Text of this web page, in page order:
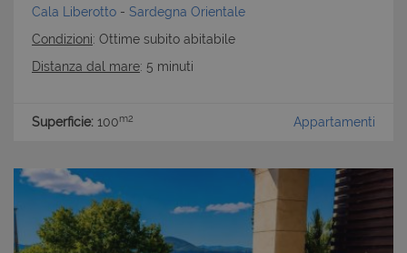
Cala Liberotto - Sardegna Orientale
Condizioni: Ottime subito abitabile
Distanza dal mare: 5 minuti
Superficie: 100m2 Appartamenti